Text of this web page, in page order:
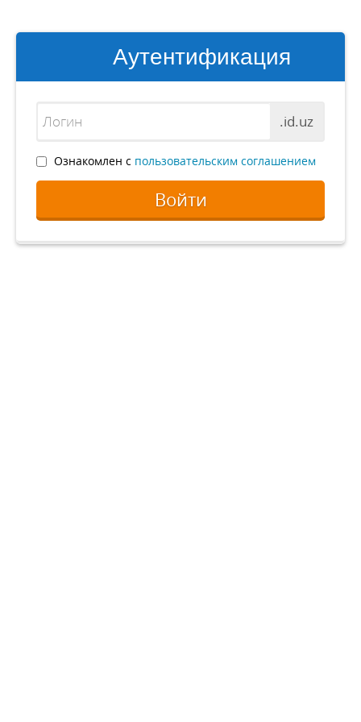
Аутентификация
.id.uz
Ознакомлен с пользовательским соглашением
Войти